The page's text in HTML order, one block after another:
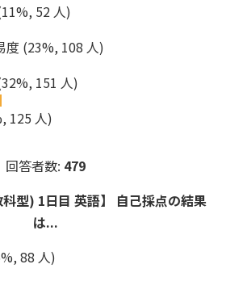
52 人)
度 (23%, 108 人)
151 人)
125 人)
回答者数: 479
科型) 1日目 英語】 自己採点の結果
は...
88 人)